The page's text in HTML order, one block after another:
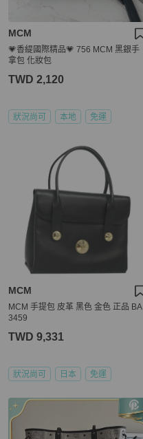
MCM
💗香緹國際精品💗 756 MCM 黑銀手
拿包 化妝包
TWD 2,120
狀況尚可 本地 免運
MCM
MCM 手提包 皮革 黑色 金色 正品 BA
3459
TWD 9,331
狀況尚可 日本 免運